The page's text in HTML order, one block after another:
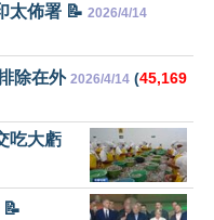
太佈署 📝 2026/4/14
除在外 2026/4/14 (45,169
吃大虧
📝